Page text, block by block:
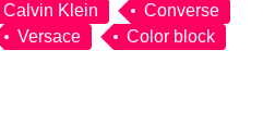
Calvin Klein
Converse
Versace
Color block